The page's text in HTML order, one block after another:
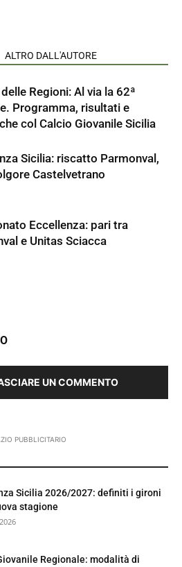
ALTRO DALL'AUTORE
Regioni: Al via la 62ª
Programma, risultati e
col Calcio Giovanile Sicilia
Sicilia: riscatto Parmonval,
Castelvetrano
Eccellenza: pari tra
e Unitas Sciacca
UN COMMENTO
PUBBLICITARIO
Sicilia 2026/2027: definiti i gironi
stagione
Regionale: modalità di